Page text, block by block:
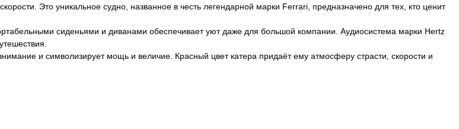
Это уникальное судно, названное в честь легендарной марки Ferrari, предназначено для тех, кто ценит
сиденьями и диванами обеспечивает уют даже для большой компании. Аудиосистема марки Hertz
и символизирует мощь и величие. Красный цвет катера придаёт ему атмосферу страсти, скорости и